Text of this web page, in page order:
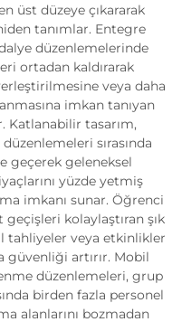
üst düzeye çıkararak
tanımlar. Entegre
düzenlemelerinde
ortadan kaldırarak
veya daha
imkan tanıyan
Katlanabilir tasarım,
sırasında
geçerek geleneksel
yüzde yetmiş
imkanı sunar. Öğrenci
geçişleri kolaylaştıran şık
tahliyeler veya etkinlikler
güvenliği artırır. Mobil
düzenlemeleri, grup
birden fazla personel
alanlarını bozmadan